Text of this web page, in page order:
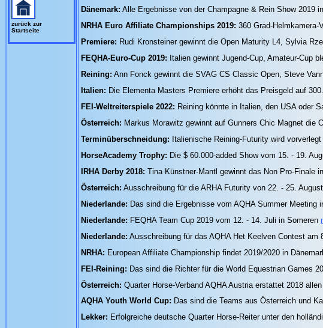
zurück zur
Startseite
Dänemark: Alle Ergebnisse von der Champagne & Rein Show 2019
NRHA Euro Affiliate Championships 2019: 360 Grad-
Premiere: Rudi Kronsteiner gewinnt die Open Maturity L4, Sylvia
FEQHA-Euro-Cup 2019: Italien gewinnt Jugend-Cup, Amateur-Cup
Reining: Ann Fonck gewinnt die SVAG CS Classic Open, Steve
Italien: Die Elementa Masters Premiere erhöht das Preisgeld auf
FEI-Weltreiterspiele 2022: Reining könnte in Italien, den USA oder
Österreich: Markus Morawitz gewinnt auf Gunners Chic Magnet die
Terminüberschneidung: Italienische Reining-Futurity wird
HorseAcademy Trophy: Die $ 60.000-added Show vom 15. - 19.
IRHA Derby 2018: Tina Künstner-Mantl gewinnt das Non Pro-Finale
Österreich: Ausschreibung für die ARHA Futurity von 22. - 25.
Niederlande: Das sind die Ergebnisse vom AQHA Summer Meeting
Niederlande: FEQHA Team Cup 2019 vom 12. - 14. Juli in Someren
Niederlande: Ausschreibung für das AQHA Het Keelven Contest am
NRHA: European Affiliate Championship findet 2019/2020 in
FEI-Reining: Das sind die Richter für die World Equestrian Games
Österreich: Quarter Horse-Verband AQHA Austria erstattet 2018
AQHA Youth World Cup: Das sind die Teams aus Österreich und
Lekker: Erfolgreiche deutsche Quarter Horse-Reiter unter den